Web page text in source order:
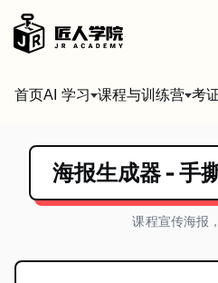
首页AI 学习 课程与训练营 考
海报生成器 -手
课程宣传海报